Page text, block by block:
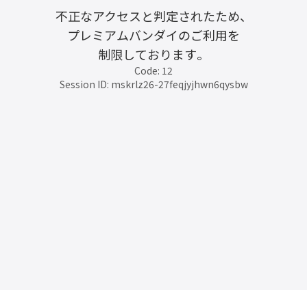
不正なアクセスと判定されたため、
プレミアムバンダイのご利用を
制限しております。
Code: 12
Session ID: mskrlz26-27feqjyjhwn6qysbw